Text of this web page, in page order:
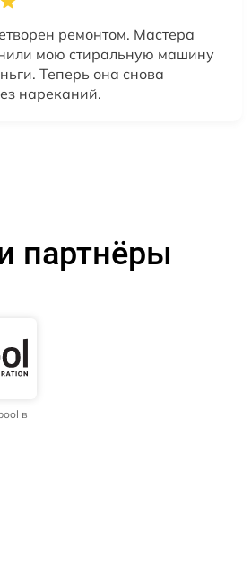
ремонтом. Мастера
мою стиральную машину
Теперь она снова
нареканий.
партнёры
в